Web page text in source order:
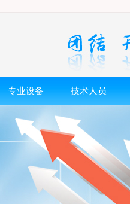
专业设备 技术人员